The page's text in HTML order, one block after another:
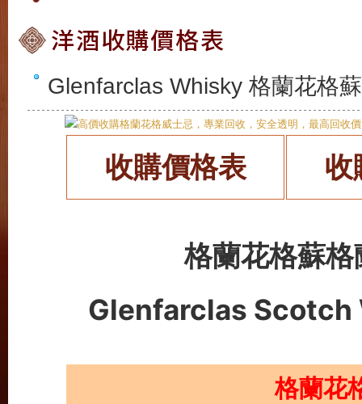
Glenfarclas Whisky 格蘭花格
收購價格表 收
格蘭花格蘇格
Glenfarclas
格蘭花